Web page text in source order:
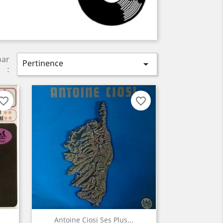
:
Pertinence 
Antoine Ciosi Ses Plus...
Aperçu rapide
favorite_border